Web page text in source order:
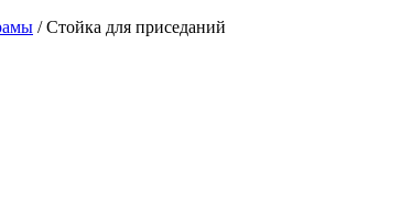
/ Стойка для приседаний